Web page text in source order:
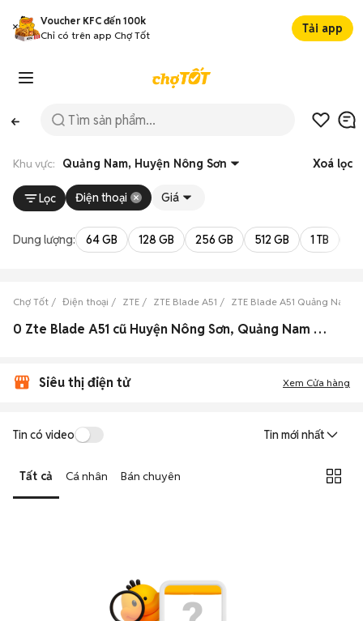
Voucher KFC đến 100k
Chỉ có trên app Chợ Tốt
Tải app
Khu vực: Quảng Nam, Huyện Nông Sơn Xoá lọc
Lọc Điện thoại Giá
Dung lượng: 64 GB 128 GB 256 GB 512 GB 1 TB
Chợ Tốt Điện thoại ZTE ZTE Blade A51 ZTE Blade A51 Quảng Nam
0 Zte Blade A51 cũ Huyện Nông Sơn, Quảng Nam đẹp
Siêu thị điện tử Xem Cửa hàng
Tin có video Tin mới nhất
Tất cả Cá nhân Bán chuyên